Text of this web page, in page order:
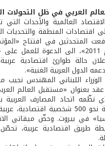
العربي في ظل التحولات
العالمية والأحداث
اقتصادات المنطقة والتحديات
المتحدثين في افتتاح
السنوي للعام 2011»، الى الدعوة
حالة طوارئ اقتصادية
الدول العربية الغنية».
اللبناني المهندس نجيب
عقد بعنوان «مستقبل العالم
نظّمه اتحاد المصارف
لبنان، بمشاركة نحو 500 شخصية
في بيروت. وحضّ ميقاتي
طريق اقتصادية عربية، تحصّن